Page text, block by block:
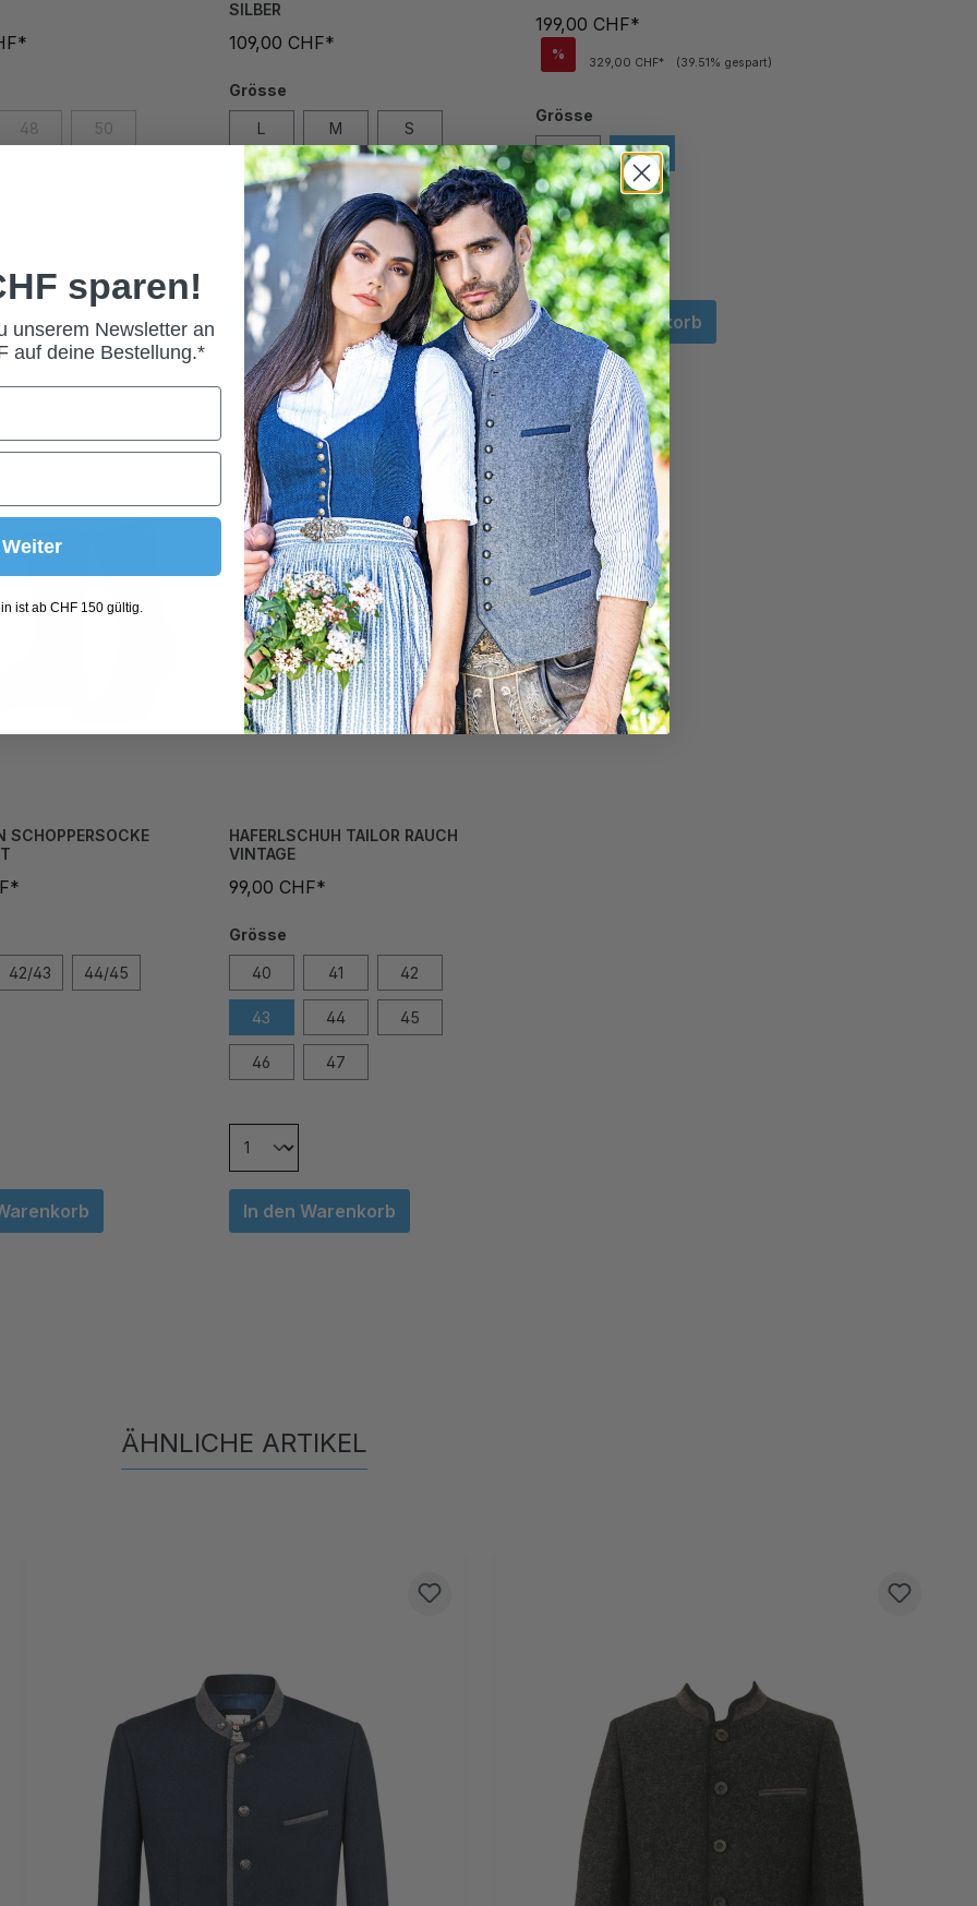
48 50
SILBER
109,00 CHF*
Grösse
L M S
XL XXL
In den Warenkorb
199,00 CHF*
%
329,00 CHF* (39.51% gespart)
Grösse
56 58
In den Warenkorb
SCHOPPERSOCKE
42/43 44/45
HAFERLSCHUH TAILOR RAUCH
VINTAGE
99,00 CHF*
Grösse
40 41 42
43 44 45
46 47
In den Warenkorb
ÄHNLICHE ARTIKEL
sparen!
unserem Newsletter an
auf deine Bestellung.*
Weiter
ist ab CHF 150 gültig.